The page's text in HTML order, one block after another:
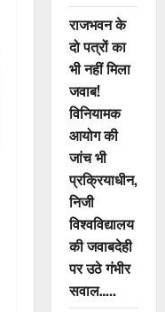
राजभवन के
दो पत्रों का
भी नहीं मिला
जवाब!
विनियामक
आयोग की
जांच भी
प्रक्रियाधीन,
निजी
विश्वविद्यालय
की जवाबदेही
पर उठे गंभीर
सवाल…..